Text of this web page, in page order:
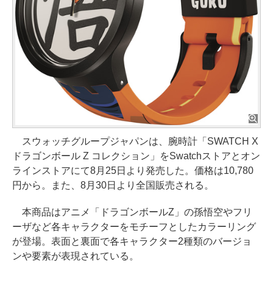
スウォッチグループジャパンは、腕時計「SWATCH X
ドラゴンボール Z コレクション」をSwatchストアとオン
ラインストアにて8月25日より発売した。価格は10,780
円から。また、8月30日より全国販売される。
本商品はアニメ「ドラゴンボールZ」の孫悟空やフリ
ーザなど各キャラクターをモチーフとしたカラーリング
が登場。表面と裏面で各キャラクター2種類のバージョ
ンや要素が表現されている。